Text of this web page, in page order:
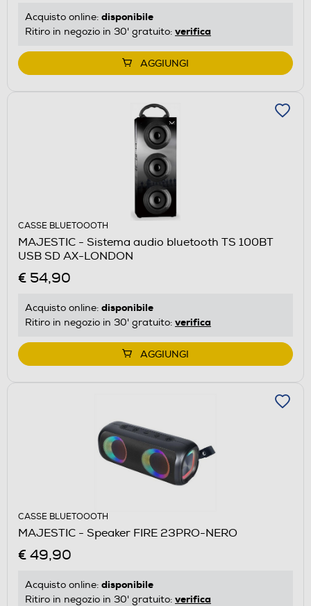
Acquisto online: disponibile
Ritiro in negozio in 30' gratuito: verifica
AGGIUNGI
CASSE BLUETOOOTH
MAJESTIC - Sistema audio bluetooth TS 100BT
USB SD AX-LONDON
€ 54,90
Acquisto online: disponibile
Ritiro in negozio in 30' gratuito: verifica
AGGIUNGI
CASSE BLUETOOOTH
MAJESTIC - Speaker FIRE 23PRO-NERO
€ 49,90
Acquisto online: disponibile
Ritiro in negozio in 30' gratuito: verifica